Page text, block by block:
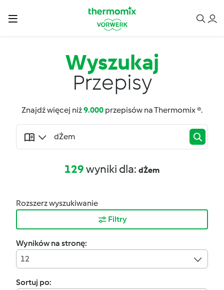
Wyszukaj
Przepisy
Znajdź więcej niż9.000 przepisów na Thermomix ®.
129wyniki dla: dŻem
Rozszerz wyszukiwanie
Filtry
Wyników na stronę:
12
Sortuj po: